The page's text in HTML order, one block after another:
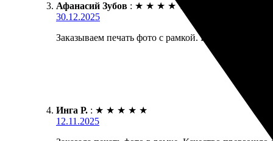
Афанасий Зубов : ★ ★ ★ ★ ★
30.12.2025
Заказываем печать фото с рамкой. Процесс
Инга Р. : ★ ★ ★ ★ ★
12.11.2025